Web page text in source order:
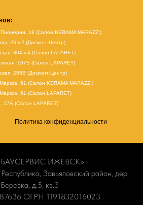
18 (Салон KERAMA MARAZZI)
26 к.2 (Дисконт-Центр)
304 к.4 (Салон LAPARET)
107Б (Салон LAPARET)
255В (Дисконт-Центр)
61 (Салон KERAMA MARAZZI)
61 (Салон LAPARET)
17А (Салон LAPARET)
Политика конфиденциальности
ИЖЕВСК»
Завьяловский район, дер.
Березка, д.5, кв.3
ОГРН 1191832016023